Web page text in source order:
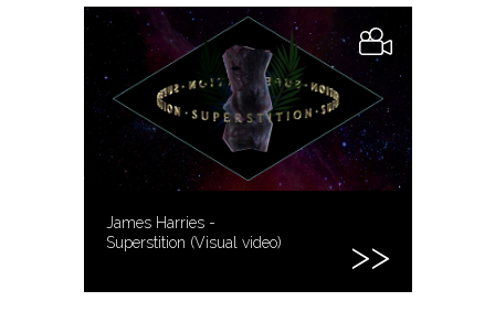
James Harries -
Superstition (Visual video)